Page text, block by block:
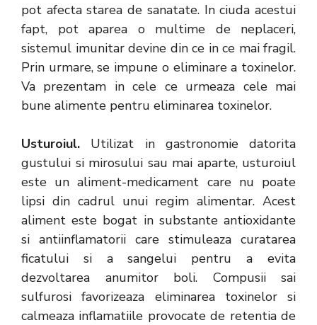
pot afecta starea de sanatate. In ciuda acestui
fapt, pot aparea o multime de neplaceri,
sistemul imunitar devine din ce in ce mai fragil.
Prin urmare, se impune o eliminare a toxinelor.
Va prezentam in cele ce urmeaza cele mai
bune alimente pentru eliminarea toxinelor.
Usturoiul. Utilizat in gastronomie datorita
gustului si mirosului sau mai aparte, usturoiul
este un aliment-medicament care nu poate
lipsi din cadrul unui regim alimentar. Acest
aliment este bogat in substante antioxidante
si antiinflamatorii care stimuleaza curatarea
ficatului si a sangelui pentru a evita
dezvoltarea anumitor boli. Compusii sai
sulfurosi favorizeaza eliminarea toxinelor si
calmeaza inflamatiile provocate de retentia de